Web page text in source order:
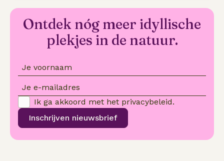
Ontdek nóg meer idyllische
plekjes in de natuur.
Je voornaam
Je e-mailadres
Inschrijven nieuwsbrief
Ik ga akkoord met het privacybeleid.